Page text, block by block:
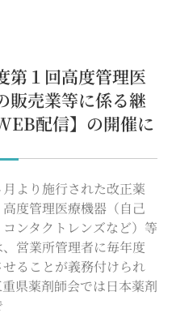
第１回高度管理医
販売業等に係る継
配信】の開催に
より施行された改正薬
度管理医療機器（自己
ンタクトレンズなど）等
営業所管理者に毎年度
ることが義務付けられ
県薬剤師会では日本薬剤